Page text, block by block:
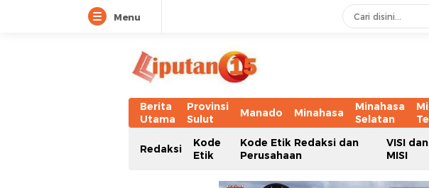
Menu
Berita
Utama
Provinsi
Sulut
Manado Minahasa
Minahasa
Selatan
Redaksi
Kode
Etik
Kode Etik Redaksi dan
Perusahaan
VISI dan
MISI